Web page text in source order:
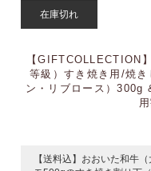
在庫切れ
【GIFTCOLLECTION
等級）すき焼き用/焼
ン・リブロース）
【送料込】おおいた和牛